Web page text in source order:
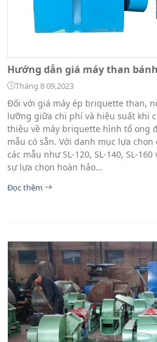
Hướng dẫn giá máy than bánh
Tháng 8 09,2023
Đối với giá máy ép briquette than,
lưỡng giữa chi phí và hiệu suất khi
thiệu về máy briquette hình tổ ong
mẫu có sẵn. Với danh mục lựa
các mẫu như SL-120, SL-140, SL-
sự lựa chọn hoàn hảo…
Đọc thêm